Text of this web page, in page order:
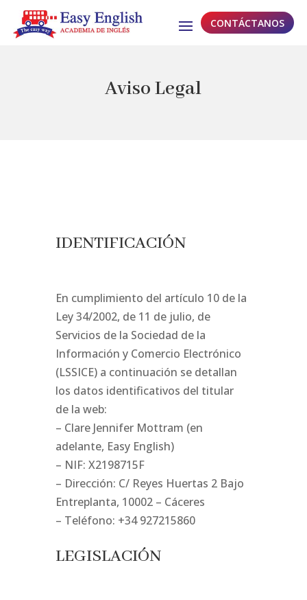
CONTÁCTANOS
Aviso Legal
IDENTIFICACIÓN
En cumplimiento del artículo 10 de la
Ley 34/2002, de 11 de julio, de
Servicios de la Sociedad de la
Información y Comercio Electrónico
(LSSICE) a continuación se detallan
los datos identificativos del titular
de la web:
– Clare Jennifer Mottram (en
adelante, Easy English)
– NIF: X2198715F
– Dirección: C/ Reyes Huertas 2 Bajo
Entreplanta, 10002 – Cáceres
– Teléfono: +34 927215860
LEGISLACIÓN